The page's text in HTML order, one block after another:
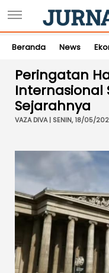
Beranda News
Peringatan
Internasional
Sejarahnya
VAZA DIVA | SENIN, 18/05/